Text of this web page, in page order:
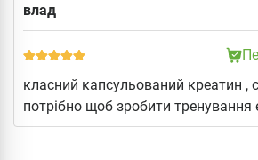
влад
класний капсульований креатин ,
потрібно щоб зробити